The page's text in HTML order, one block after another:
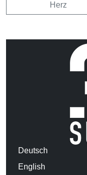
Herz
Deutsch
English